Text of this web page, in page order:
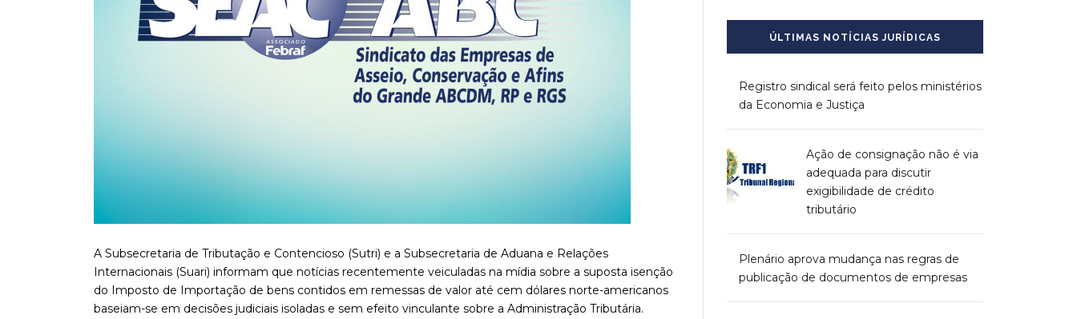
A Subsecretaria de Tributação e Contencioso (Sutri) e a Subsecretaria de Aduana e Relações
Internacionais (Suari) informam que notícias recentemente veiculadas na mídia sobre a suposta isenção
do Imposto de Importação de bens contidos em remessas de valor até cem dólares norte-americanos
baseiam-se em decisões judiciais isoladas e sem efeito vinculante sobre a Administração Tributária.
ÚLTIMAS NOTÍCIAS JURÍDICAS
Registro sindical será feito pelos ministérios
da Economia e Justiça
Ação de consignação não é via
adequada para discutir
exigibilidade de crédito
tributário
Plenário aprova mudança nas regras de
publicação de documentos de empresas